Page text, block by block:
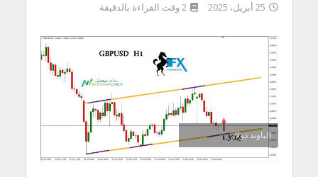
25 أبريل، 2025 2 وقت القراءة بالدقيقة
الباوند دولار